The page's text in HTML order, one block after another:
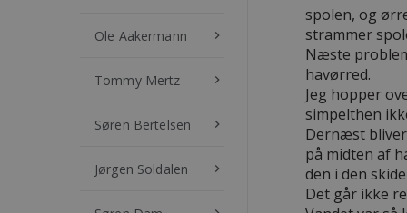
Ole Aakermann keyboard_arrow_right
Tommy Mertz keyboard_arrow_right
Søren Bertelsen keyboard_arrow_right
Jørgen Soldalen keyboard_arrow_right
spolen, og
strammer
Næste
havørred.
Jeg hopper
simpelthen
Dernæst
på midten af
den i den
Det går ikke